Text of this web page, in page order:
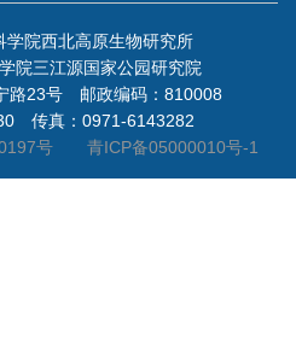
学院西北高原生物研究所
院三江源国家公园研究院
路23号 邮政编码：810008
传真：0971-6143282
号
青ICP备05000010号-1